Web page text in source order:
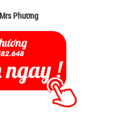
Phương